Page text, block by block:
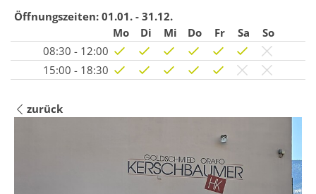
Öffnungszeiten: 01.01. - 31.12.
Mo
Di Mi Do Fr Sa
So
08:30 - 12:00
15:00 - 18:30
zurück